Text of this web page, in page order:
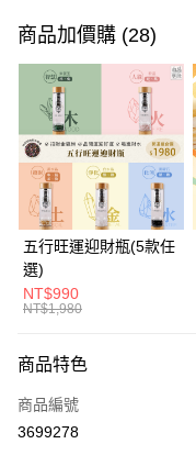
信用卡一次付款
LINE Pay
Apple Pay
街口支付
悠遊付
全支付
大哥付你分期
相關說明
2.付款方式選擇「大哥付你
成交易。
3.實際核准額度、可分期數
運送方式
付款後全家取貨(訂單門檻
商品加價購 (28)
五行旺運迎財瓶(5款任
選)
NT$990
NT$1,980
商品特色
商品編號
3699278